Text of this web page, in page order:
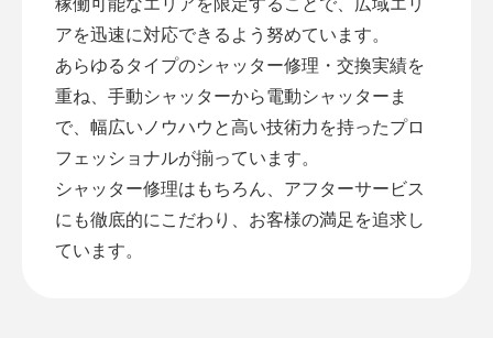
アを迅速に対応できるよう努めています。
あらゆるタイプのシャッター修理・交換実績を
重ね、手動シャッターから電動シャッターま
で、幅広いノウハウと高い技術力を持ったプロ
フェッショナルが揃っています。
シャッター修理はもちろん、アフターサービス
にも徹底的にこだわり、お客様の満足を追求し
ています。